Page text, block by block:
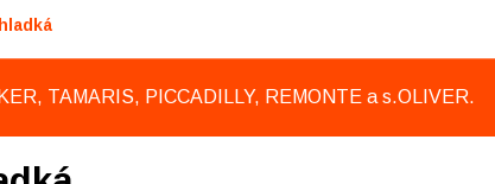
TAMARIS, PICCADILLY, REMONTE a s.OLIVER.